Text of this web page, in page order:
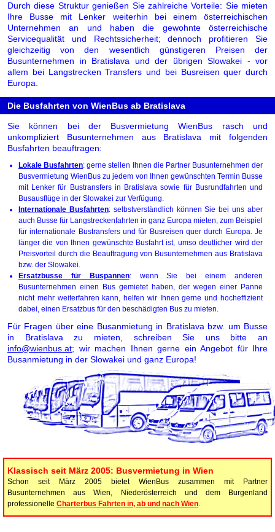
Durch diese Struktur genießen Sie zahlreiche Vorteile: Sie mieten
Ihre Busse mit Lenker weiterhin bei einem österreichischen
Unternehmen an und haben die gewohnte österreichische
Servicequalität und Rechtssicherheit; dennoch profitieren Sie
gleichzeitig von den wesentlich günstigeren Preisen der
Busunternehmen in Bratislava und der übrigen Slowakei - vor
allem bei Langstrecken Transfers und bei Busreisen quer durch
Europa.
Die Busfahrten von WienBus ab Bratislava
Sie können bei der Busvermietung WienBus rasch und
unkompliziert Busunternehmen aus Bratislava mit folgenden
Busfahrten beauftragen:
Lokale Busfahrten: gerne stellen Ihnen die Partner Busunternehmen der
Busvermietung WienBus zu jedem von Ihnen gewünschten Termin Busse
mit Lenker für Bustransfers in Bratislava sowie für Busrundfahrten und
Busausflüge in der Slowakei zur Verfügung.
Internationale Busfahrten: selbstverständlich können Sie bei uns aber
auch Busse für Langstreckenfahrten in ganz Europa mieten, zum Beispiel
für internationale Bustransfers und für Busreisen quer durch Europa. Je
länger die von Ihnen gewünschte Busfahrt ist, umso deutlicher wird der
Preisvorteil durch die Beauftragung von Busunternehmen aus Bratislava
bzw. der Slowakei.
Ersatzbusse für Buspannen: wenn Sie bei einem anderen
Busunternehmen einen Bus gemietet haben, der wegen einer Panne
nicht mehr weiterfahren kann, helfen wir Ihnen gerne und hocheffizient
dabei, einen Ersatzbus für den beschädigten Bus zu mieten.
Für Fragen über eine Busanmietung in Bratislava bzw. um Busse
in Bratislava zu mieten, schreiben Sie uns bitte an
info@wienbus.at; wir machen Ihnen gerne ein Angebot für Ihre
Busanmietung in der Slowakei und ganz Europa!
Klassisch seit März 2005: Busvermietung in Wien
Schon seit März 2005 bietet WienBus zusammen mit Partner
Busunternehmen aus Wien, Niederösterreich und dem Burgenland
professionelle Charterbus Fahrten in, ab und nach Wien.